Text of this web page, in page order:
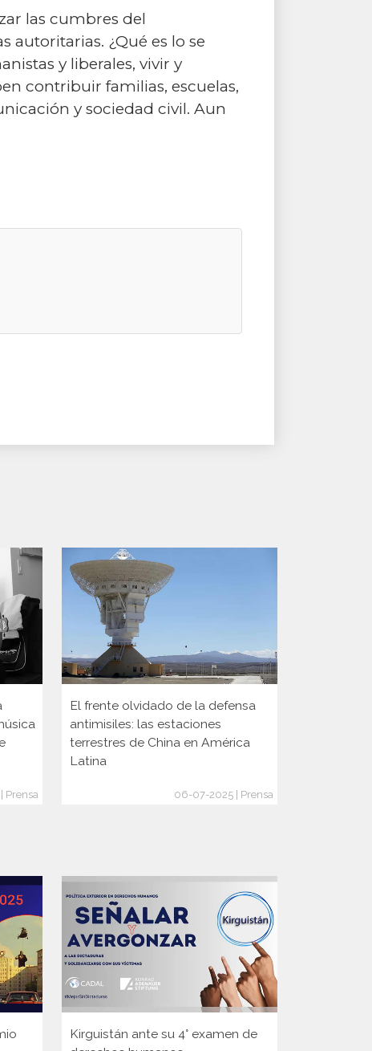
las cumbres del
autoritarias. ¿Qué es lo se
y liberales, vivir y
contribuir familias, escuelas,
y sociedad civil. Aun
Prensa
El frente olvidado de la defensa
antimisiles: las estaciones
terrestres de China en América
Latina
06-07-2025 | Prensa
Kirguistán ante su 4° examen de